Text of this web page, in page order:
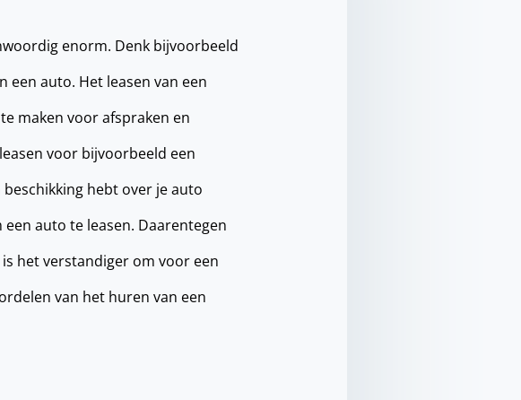
enorm. Denk bijvoorbeeld
een auto. Het leasen van een
maken voor afspraken en
voor bijvoorbeeld een
hebt over je auto
auto te leasen. Daarentegen
het verstandiger om voor een
van het huren van een